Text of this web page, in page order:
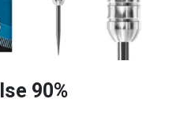
90%